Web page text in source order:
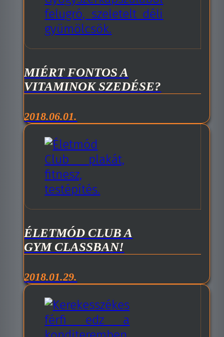
MIÉRT FONTOS A
VITAMINOK SZEDÉSE?
2018.06.01.
ÉLETMÓD CLUB A
GYM CLASSBAN!
2018.01.29.